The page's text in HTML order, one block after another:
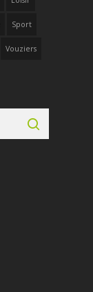
Sport
Vouziers